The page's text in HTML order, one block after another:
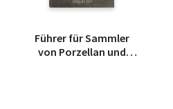
Führer für Sammler
von Porzellan und